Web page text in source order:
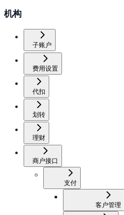
机构
子账户
费用设置
代扣
划转
理财
商户接口
支付
客户管理